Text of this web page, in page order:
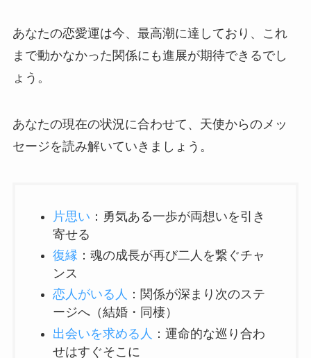
あなたの恋愛運は今、最高潮に達しており、これ
まで動かなかった関係にも進展が期待できるでし
ょう。
あなたの現在の状況に合わせて、天使からのメッ
セージを読み解いていきましょう。
片思い ：勇気ある一歩が両想いを引き
寄せる
復縁 ：魂の成長が再び二人を繋ぐチャ
ンス
恋人がいる人 ：関係が深まり次のステ
ージへ（結婚・同棲）
出会いを求める人 ：運命的な巡り合わ
せはすぐそこに